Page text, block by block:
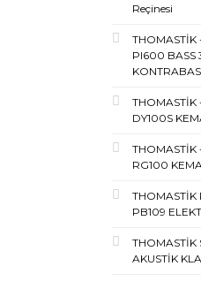
Reçinesi
THOMASTİK
PI600 BASS
THOMASTİK
DY100S
RG100
THOMASTİK
PB109
THOMASTİK
AKUSTİK